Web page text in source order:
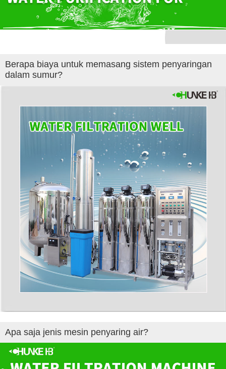
Berapa biaya untuk memasang sistem penyaringan
dalam sumur?
Apa saja jenis mesin penyaring air?